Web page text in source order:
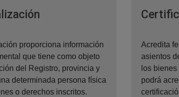
Ventana nueva
proporciona información
que tiene como objeto
del Registro, provincia y
determinada persona física
o derechos inscritos.
Acredita
asientos
los
podrá